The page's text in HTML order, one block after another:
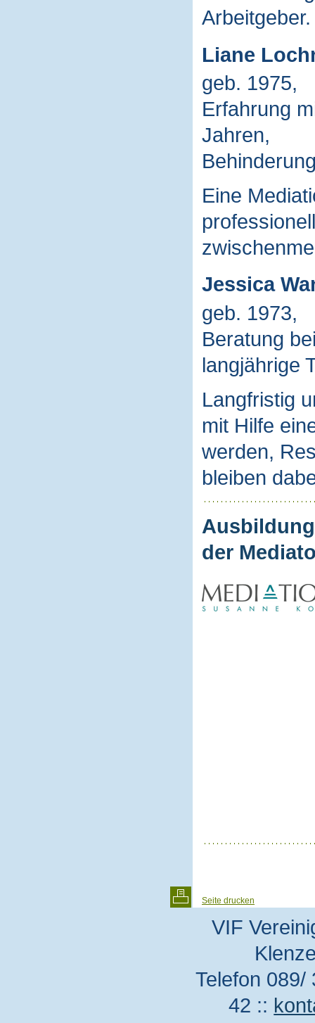
Arbeitgeber.
Liane
geb. 1975,
Erfahrung
Jahren,
Eine
Jessica
geb. 1973,
Beratung
langjährige
Langfristig
mit Hilfe
werden,
bleiben
der
Seite drucken
VIF
Telefon
42 ::